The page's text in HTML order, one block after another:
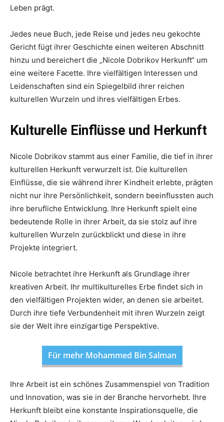
Leben prägt.
Jedes neue Buch, jede Reise und jedes neu gekochte
Gericht fügt ihrer Geschichte einen weiteren Abschnitt
hinzu und bereichert die „Nicole Dobrikov Herkunft“ um
eine weitere Facette. Ihre vielfältigen Interessen und
Leidenschaften sind ein Spiegelbild ihrer reichen
kulturellen Wurzeln und ihres vielfältigen Erbes.
Kulturelle Einflüsse und Herkunft
Nicole Dobrikov stammt aus einer Familie, die tief in ihrer
kulturellen Herkunft verwurzelt ist. Die kulturellen
Einflüsse, die sie während ihrer Kindheit erlebte, prägten
nicht nur ihre Persönlichkeit, sondern beeinflussten auch
ihre berufliche Entwicklung. Ihre Herkunft spielt eine
bedeutende Rolle in ihrer Arbeit, da sie stolz auf ihre
kulturellen Wurzeln zurückblickt und diese in ihre
Projekte integriert.
Nicole betrachtet ihre Herkunft als Grundlage ihrer
kreativen Arbeit. Ihr multikulturelles Erbe findet sich in
den vielfältigen Projekten wider, an denen sie arbeitet.
Durch ihre tiefe Verbundenheit mit ihren Wurzeln zeigt
sie der Welt ihre einzigartige Perspektive.
Für mehr Mohammed Bin Salman
Ihre Arbeit ist ein schönes Zusammenspiel von Tradition
und Innovation, was sie in der Branche hervorhebt. Ihre
Herkunft bleibt eine konstante Inspirationsquelle, die